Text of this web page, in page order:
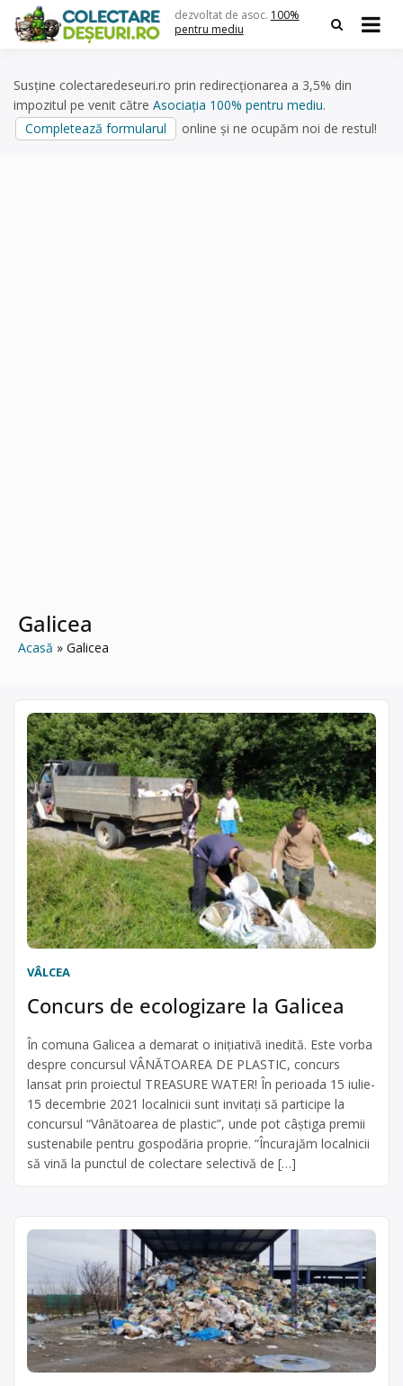
content
dezvoltat de asoc. 100%
pentru mediu
Susține colectaredeseuri.ro prin redirecționarea a 3,5% din
impozitul pe venit către Asociația 100% pentru mediu.
Completează formularul
online și ne ocupăm noi de restul!
Galicea
Acasă Galicea
VÂLCEA
Concurs de ecologizare la Galicea
În comuna Galicea a demarat o inițiativă inedită. Este vorba
despre concursul VÂNĂTOAREA DE PLASTIC, concurs
lansat prin proiectul TREASURE WATER! În perioada 15 iulie-
15 decembrie 2021 localnicii sunt invitați să participe la
concursul “Vânătoarea de plastic”, unde pot câștiga premii
sustenabile pentru gospodăria proprie. “Încurajăm localnicii
să vină la punctul de colectare selectivă de […]